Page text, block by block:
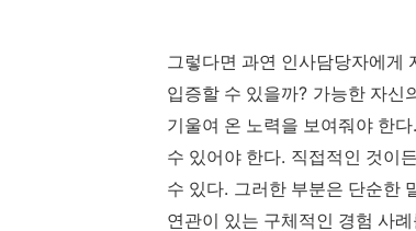
그렇다면 과연 인사담당자에게
입증할 수 있을까? 가능한 자신
기울여 온 노력을 보여줘야 한다.
수 있어야 한다. 직접적인 것이
수 있다. 그러한 부분은 단순한
연관이 있는 구체적인 경험 사